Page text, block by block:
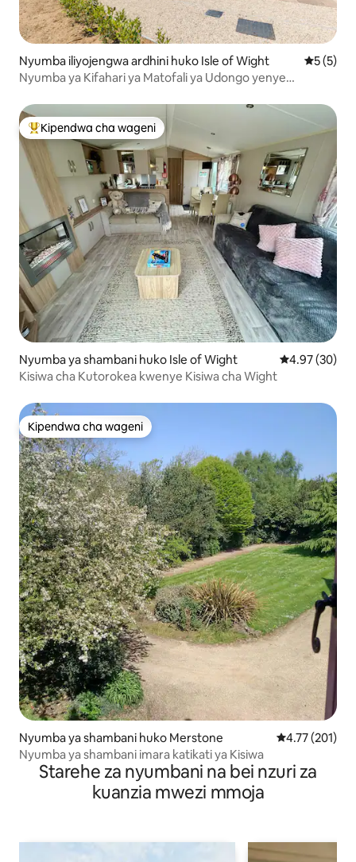
Nyumba iliyojengwa ardhini huko Isle of Wight
5 (5)
Nyumba ya Kifahari ya Matofali ya Udongo yenye
Kipendwa maarufu cha wageni
Kipendwa cha wageni
Nyumba ya shambani huko Isle of Wight Ukadiriaji wa
4.97 (30)
Kisiwa cha Kutorokea kwenye Kisiwa cha Wight
Kipendwa cha wageni
Kipendwa cha wageni
Nyumba ya shambani huko Merstone Ukadiriaji wa
4.77 (201)
Nyumba ya shambani imara katikati ya Kisiwa
Starehe za nyumbani na bei nzuri za
kuanzia mwezi mmoja